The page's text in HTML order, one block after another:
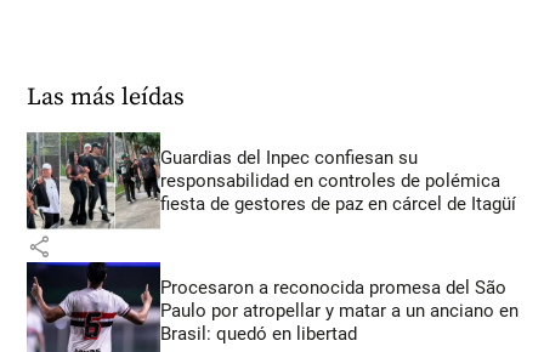
Las más leídas
Guardias del Inpec confiesan su
responsabilidad en controles de polémica
fiesta de gestores de paz en cárcel de Itagüí
share
Procesaron a reconocida promesa del São
Paulo por atropellar y matar a un anciano en
Brasil: quedó en libertad